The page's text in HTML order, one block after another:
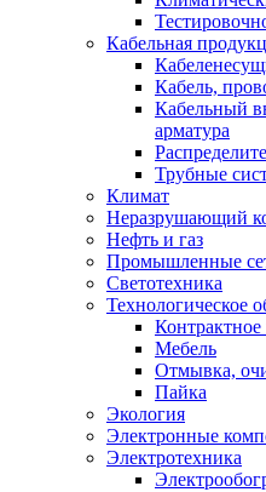
Кабельная
Кабель,
Кабельный
арматура
Трубные
Климат
Неразрушающий
Нефть и газ
Промышленные
Светотехника
Технологическое
Контрактное
Мебель
Отмывка,
Пайка
Экология
Электронные
Электротехника